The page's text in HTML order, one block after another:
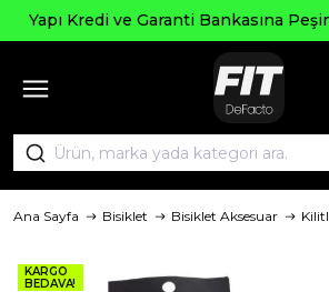
ve Garanti Bankasına Peşin Fiyatına
Ana Sayfa Bisiklet Bisiklet Aksesuar
KARGO
BEDAVA!